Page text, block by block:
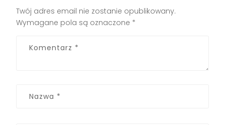
Twój adres email nie zostanie opublikowany.
Wymagane pola są oznaczone *